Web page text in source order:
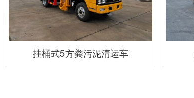
挂桶式5方粪污泥清运车